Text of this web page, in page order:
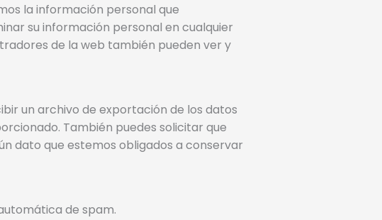
la información personal que
su información personal en cualquier
de la web también pueden ver y
un archivo de exportación de los datos
También puedes solicitar que
dato que estemos obligados a conservar
de spam.